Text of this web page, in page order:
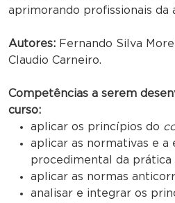
aprimorando profissionais da
Autores: Fernando Silva
Claudio Carneiro.
Competências a serem
curso:
aplicar os princípios do
aplicar as normativas e a
procedimental da prática
aplicar as normas
analisar e integrar os